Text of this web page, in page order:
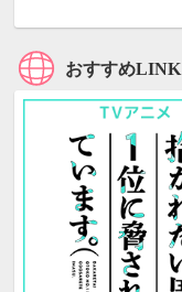
おすすめLINK